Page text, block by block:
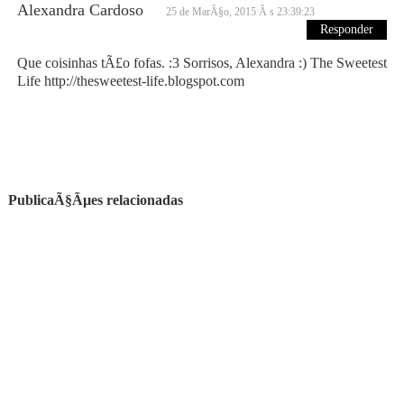
Alexandra Cardoso 25 de MarÃ§o, 2015 Ã s 23:39:23
Responder
Que coisinhas tÃ£o fofas. :3 Sorrisos, Alexandra :) The Sweetest
Life http://thesweetest-life.blogspot.com
PublicaÃ§Ãµes relacionadas